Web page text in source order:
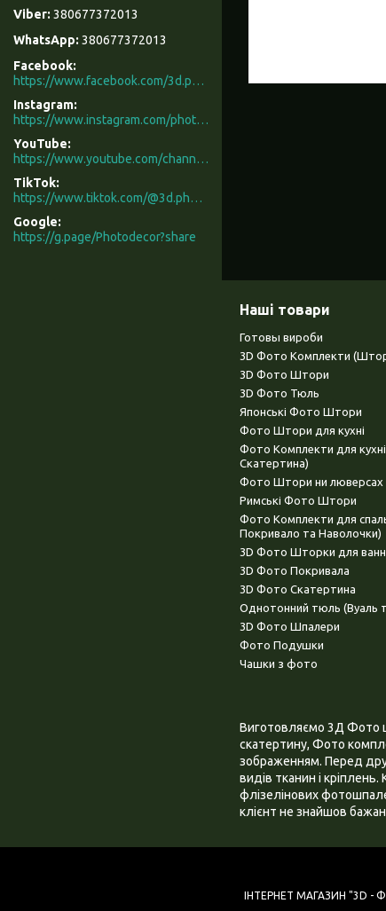
380677372013
380677372013
Facebook
https://www.facebook.com/3d.photodecor/
Instagram
https://www.instagram.com/photodecor.com.ua/
YouTube
https://www.youtube.com/channel/UCXCUerfqRY1Pw7-IptdbqyA/videos
TikTok
https://www.tiktok.com/@3d.photodecor?is_from_webapp=1&sender_device=pc
Google
https://g.page/Photodecor?share
Наші товари
Готовы вироби
3D Фото Комплекти
3D Фото Штори
3D Фото Тюль
Японські Фото Штори
Фото Штори для кухні
Фото Комплекти для
Скатертина)
Фото Штори ни люверсах
Римські Фото Штори
Фото Комплекти для
Покривало та Наволочки)
3D Фото Шторки для
3D Фото Покривала
3D Фото Скатертина
Однотонний тюль (Вуаль
3D Фото Шпалери
Фото Подушки
Чашки з фото
Виготовляємо 3Д Фото
скатертину, Фото
зображенням. Перед
видів тканин і
флізелінових
клієнт не знайшов